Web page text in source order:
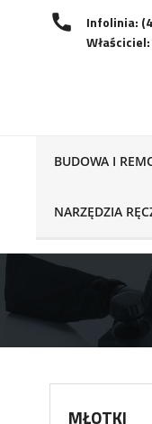
Infolinia:
BUDOWA I
NARZĘDZIA
MŁOTKI